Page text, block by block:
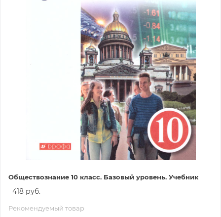
Обществознание 10 класс. Базовый уровень. Учебник
418 руб.
Рекомендуемый товар